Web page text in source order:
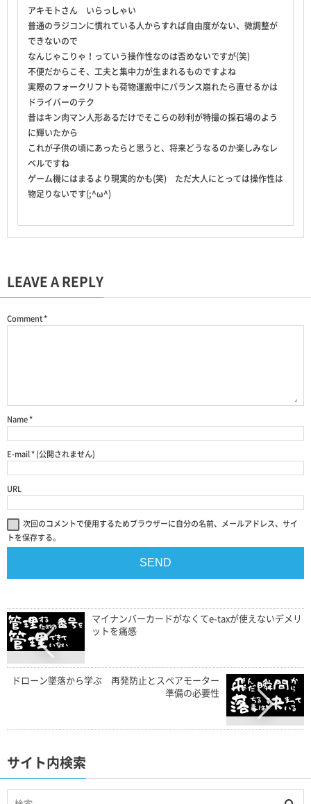
アキモトさん いらっしゃい
普通のラジコンに慣れている人からすれば自由度がない、微調整が
できないので
なんじゃこりゃ！っていう操作性なのは否めないですが(笑)
不便だからこそ、工夫と集中力が生まれるものですよね
実際のフォークリフトも荷物運搬中にバランス崩れたら直せるかは
ドライバーのテク
昔はキン肉マン人形あるだけでそこらの砂利が特撮の採石場のよう
に輝いたから
これが子供の頃にあったらと思うと、将来どうなるのか楽しみなレ
ベルですね
ゲーム機にはまるより現実的かも(笑) ただ大人にとっては操作性は
物足りないです(;^ω^)
LEAVE A REPLY
Comment*
Name*
E-mail*(公開されません)
URL
次回のコメントで使用するためブラウザーに自分の名前、メールアドレス、サイ
トを保存する。
マイナンバーカードがなくてe-taxが使えないデメリ
ットを痛感
ドローン墜落から学ぶ 再発防止とスペアモーター
準備の必要性
サイト内検索